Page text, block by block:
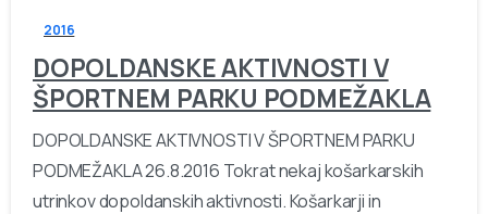
2016
DOPOLDANSKE AKTIVNOSTI V
ŠPORTNEM PARKU PODMEŽAKLA
DOPOLDANSKE AKTIVNOSTI V ŠPORTNEM PARKU
PODMEŽAKLA 26.8.2016 Tokrat nekaj košarkarskih
utrinkov dopoldanskih aktivnosti. Košarkarji in